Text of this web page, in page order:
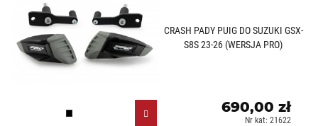
CRASH PADY PUIG DO SUZUKI GSX-
S8S 23-26 (WERSJA PRO)
Czarny (N)
690,00 zł
Nr kat: 21622